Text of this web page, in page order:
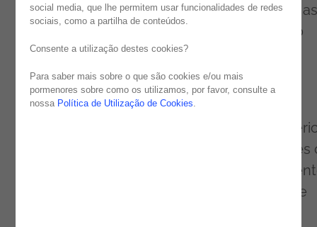
Architect daQlik, descreveu e demonstrou as
funcionalidades da ferramenta, realçando o
poder da interpretação dos dados.
Para demonstrar o poder dos dados nas
organizações, aNoesiscontou com o
testemunho real da Frulact, na voz de
Silva, que chegou a afirmar: “Vejo mais vezes
Qlik do que o meu email!”. Como
Gabriel Coimbra apresentou as previsões de
social media, que lhe permitem usar funcionalidades de redes
sociais, como a partilha de conteúdos.
Consente a utilização destes cookies?
Para saber mais sobre o que são cookies e/ou mais
pormenores sobre como os utilizamos, por favor, consulte a
nossa Política de Utilização de Cookies